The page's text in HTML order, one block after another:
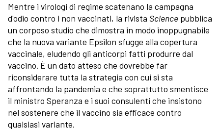
Mentre i virologi di regime scatenano la campagna
d'odio contro i non vaccinati, la rivista Science pubblica
un corposo studio che dimostra in modo inoppugnabile
che la nuova variante Epsilon sfugge alla copertura
vaccinale, eludendo gli anticorpi fatti produrre dal
vaccino. È un dato atteso che dovrebbe far
riconsiderare tutta la strategia con cui si sta
affrontando la pandemia e che soprattutto smentisce
il ministro Speranza e i suoi consulenti che insistono
nel sostenere che il vaccino sia efficace contro
qualsiasi variante.